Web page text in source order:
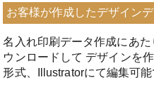
お客様が作成したデザイン
名入れ印刷データ作成にあ
ウンロードして デザインを
形式、Illustratorにて編集可能